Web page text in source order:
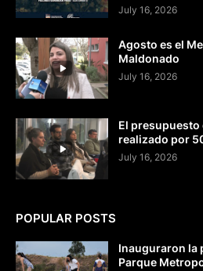
July 16, 2026
Agosto es el
Maldonado
July 16, 2026
El
realizado por
July 16, 2026
POPULAR POSTS
Inauguraron la
Parque